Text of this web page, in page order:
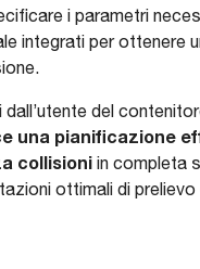
i parametri
integrati per ottenere
del
una pianificazione
collisioni in completa
ottimali di prelievo